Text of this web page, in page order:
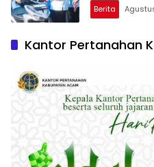
Berita
Kantor Pertanahan